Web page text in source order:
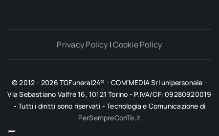
Privacy Policy |Cookie Policy
© 2012 - 2026 TGFuneral24® - COM’MEDIA Srl unipersonale -
Via Sebastiano Valfrè 16, 10121 Torino - P.IVA/CF: 09280920019
- Tutti i diritti sono riservati - Tecnologia e Comunicazione di
PerSempreConTe.it